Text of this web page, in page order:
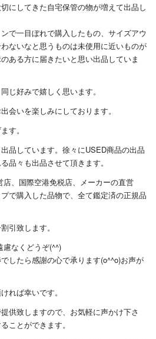
にしてきた自宅保管の物が増えて出品し
で一目ぼれで購入したもの、サイズアウ
ないなと思うものは未使用に近いものが
ある方に届きたいと思い出品していま
じ好みで嬉しく思います。
会いを楽しみにしております。
す。
品しています。徐々にUSED商品の出品
品々も出品させて頂きます。
、国際空港免税店、メーカーの直営
で購入した品物で、全て鑑定済の正規品
引致します。
なくどうぞ(^^)
したら感謝の心で承ります(o^^o)お声が
れば幸いです。
供致しますので、お気軽に声かけ下さ
ことができます。